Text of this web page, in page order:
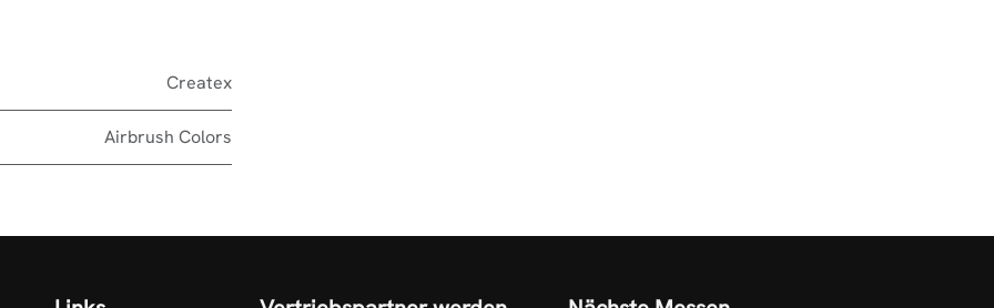
Createx
Airbrush Colors